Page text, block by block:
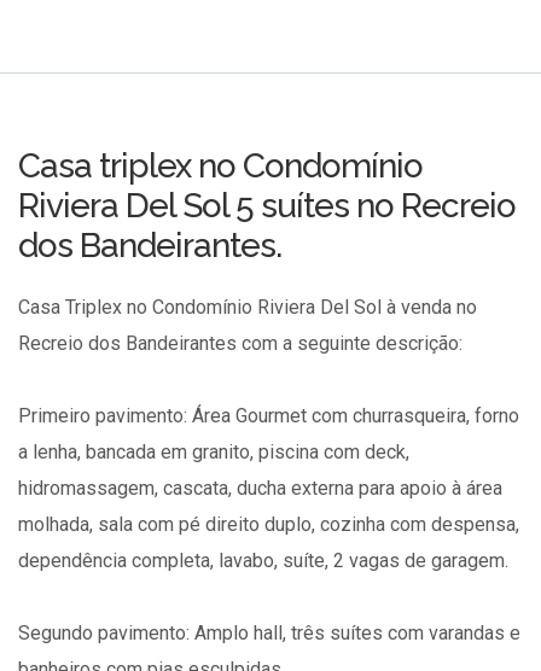
Casa triplex no Condomínio
Riviera Del Sol 5 suítes no Recreio
dos Bandeirantes.
Casa Triplex no Condomínio Riviera Del Sol à venda no
Recreio dos Bandeirantes com a seguinte descrição:
Primeiro pavimento: Área Gourmet com churrasqueira, forno
a lenha, bancada em granito, piscina com deck,
hidromassagem, cascata, ducha externa para apoio à área
molhada, sala com pé direito duplo, cozinha com despensa,
dependência completa, lavabo, suíte, 2 vagas de garagem.
Segundo pavimento: Amplo hall, três suítes com varandas e